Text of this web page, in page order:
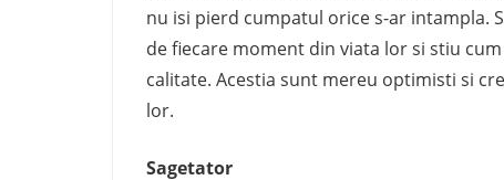
nu isi pierd cumpatul orice s-ar intampla.
de fiecare moment din viata lor si stiu
calitate. Acestia sunt mereu optimisti si
lor.
Sagetator